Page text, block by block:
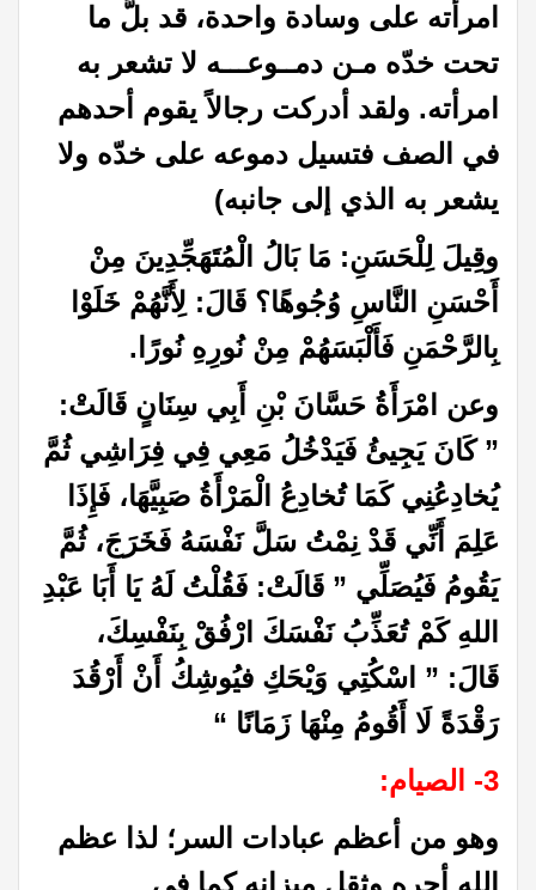
امرأته على وسادة واحدة، قد بلَّ ما
تحت خدّه مـن دمــوعـــه لا تشعر به
امرأته. ولقد أدركت رجالاً يقوم أحدهم
في الصف فتسيل دموعه على خدّه ولا
يشعر به الذي إلى جانبه)
وقِيلَ لِلْحَسَنِ: مَا بَالُ الْمُتَهَجِّدِينَ مِنْ
أَحْسَنِ النَّاسِ وُجُوهًا؟ قَالَ: لِأَنَّهُمْ خَلَوْا
بِالرَّحْمَنِ فَأَلْبَسَهُمْ مِنْ نُورِهِ نُورًا.
وعن امْرَأَةُ حَسَّانَ بْنِ أَبِي سِنَانٍ قَالَتْ:
” كَانَ يَجِيئُ فَيَدْخُلُ مَعِي فِي فِرَاشِي ثُمَّ
يُخادِعُنِي كَمَا تُخادِعُ الْمَرْأَةُ صَبِيَّهَا، فَإِذَا
عَلِمَ أَنِّي قَدْ نِمْتُ سَلَّ نَفْسَهُ فَخَرَجَ، ثُمَّ
يَقُومُ فَيُصَلِّي ” قَالَتْ: فَقُلْتُ لَهُ يَا أَبَا عَبْدِ
اللهِ كَمْ تُعَذِّبُ نَفْسَكَ ارْفُقْ بِنَفْسِكَ،
قَالَ: ” اسْكُتِي وَيْحَكِ فيُوشِكُ أَنْ أَرْقُدَ
رَقْدَةً لَا أَقُومُ مِنْهَا زَمَانًا “
3- الصيام
:
وهو من أعظم عبادات السر؛ لذا عظم